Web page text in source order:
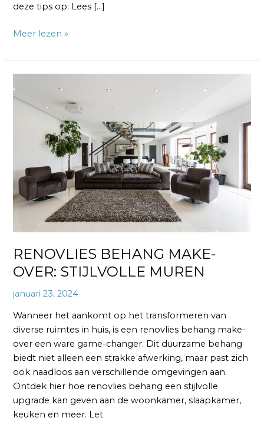
deze tips op: Lees […]
Meer lezen »
RENOVLIES BEHANG MAKE-
OVER: STIJLVOLLE MUREN
januari 23, 2024
Wanneer het aankomt op het transformeren van
diverse ruimtes in huis, is een renovlies behang make-
over een ware game-changer. Dit duurzame behang
biedt niet alleen een strakke afwerking, maar past zich
ook naadloos aan verschillende omgevingen aan.
Ontdek hier hoe renovlies behang een stijlvolle
upgrade kan geven aan de woonkamer, slaapkamer,
keuken en meer. Let
BEHANG
MAKE-
STIJLVOLLE
MUREN